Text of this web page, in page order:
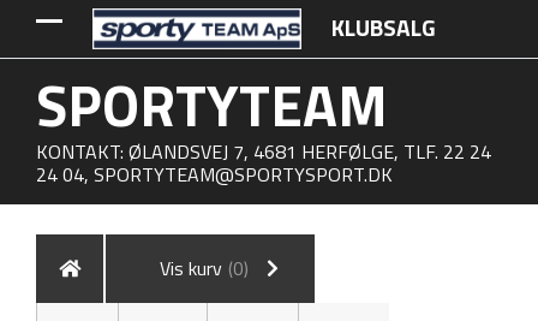
KLUBSALG
SPORTYTEAM
KONTAKT: ØLANDSVEJ 7, 4681 HERFØLGE, TLF. 22 24
24 04, SPORTYTEAM@SPORTYSPORT.DK
Vis kurv (0)